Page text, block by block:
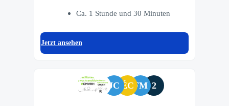
Ca. 1 Stunde und 30 Minuten
Jetzt ansehen
JC ÉC FM 2